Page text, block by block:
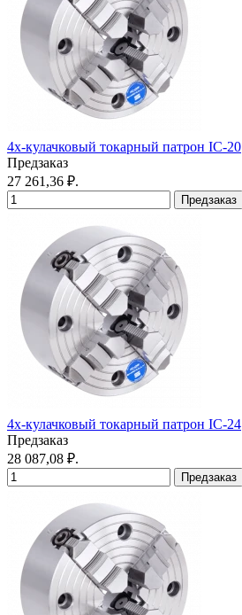
4х-кулачковый токарный патрон IC-20
Предзаказ
27 261,36 ₽.
Предзаказ
4х-кулачковый токарный патрон IC-24
Предзаказ
28 087,08 ₽.
Предзаказ